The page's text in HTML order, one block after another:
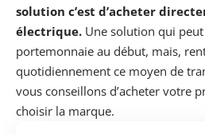
solution c’est d’acheter
électrique. Une solution qui
portemonnaie au début, mais,
quotidiennement ce moyen de
vous conseillons d’acheter votre
choisir la marque.